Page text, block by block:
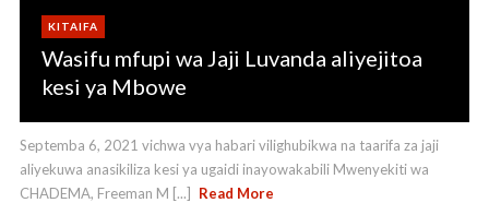
KITAIFA
Wasifu mfupi wa Jaji Luvanda aliyejitoa
kesi ya Mbowe
Septemba 6, 2021 vichwa vya habari vilighubikwa na taarifa za jaji
aliyekuwa anasikiliza kesi ya ugaidi inayowakabili Mwenyekiti wa
CHADEMA, Freeman M [...] Read More